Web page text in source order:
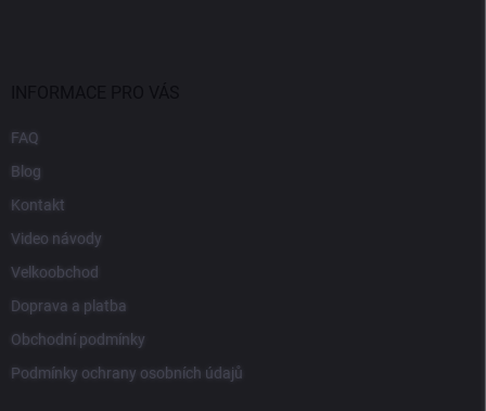
FAQ
Blog
Kontakt
Video návody
Velkoobchod
Doprava a platba
Obchodní podmínky
Podmínky ochrany osobních údajů